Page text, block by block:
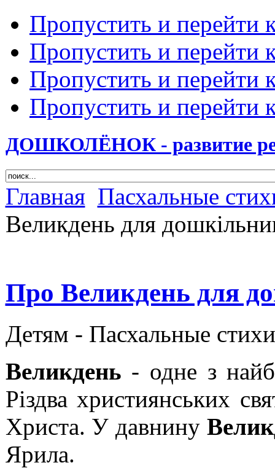
Пропустить и перейти
Пропустить и перейти
Пропустить и перейти
Пропустить и перейти
ДОШКОЛЁНОК - развитие
Главная Пасхальные
Великдень для
Про Великдень для
Детям - Пасхальные
Великдень - одне з
Різдва християнських
Христа. У давнину
Ярила.